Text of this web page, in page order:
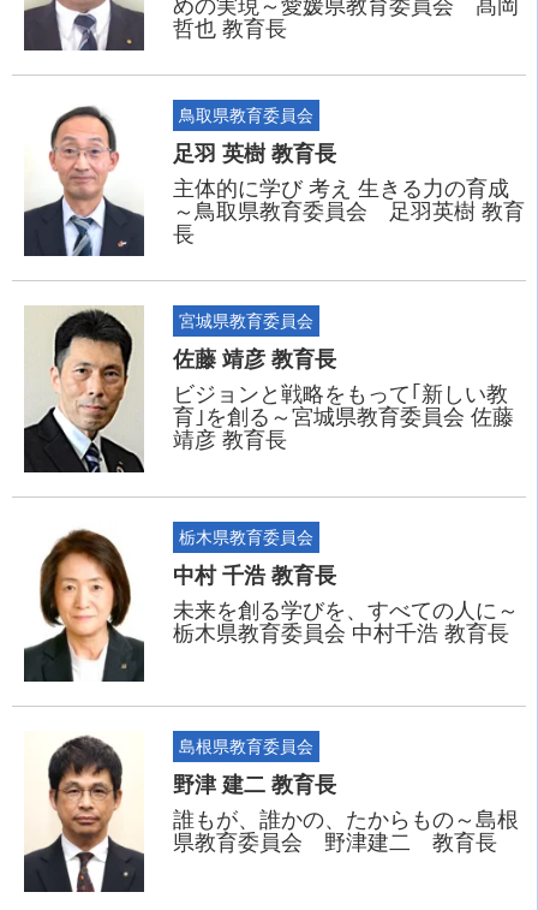
めの実現～愛媛県教育委員会 髙岡
哲也 教育長
鳥取県教育委員会
足羽 英樹 教育長
主体的に学び 考え 生きる力の育成
～鳥取県教育委員会 足羽英樹 教育
長
宮城県教育委員会
佐藤 靖彦 教育長
ビジョンと戦略をもって｢新しい教
育｣を創る～宮城県教育委員会 佐藤
靖彦 教育長
栃木県教育委員会
中村 千浩 教育長
未来を創る学びを、すべての人に～
栃木県教育委員会 中村千浩 教育長
島根県教育委員会
野津 建二 教育長
誰もが、誰かの、たからもの～島根
県教育委員会 野津建二 教育長